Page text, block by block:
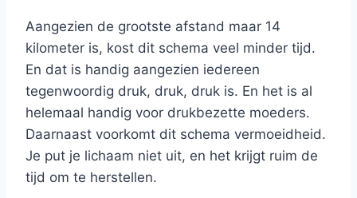
Aangezien de grootste afstand maar 14
kilometer is, kost dit schema veel minder tijd.
En dat is handig aangezien iedereen
tegenwoordig druk, druk, druk is. En het is al
helemaal handig voor drukbezette moeders.
Daarnaast voorkomt dit schema vermoeidheid.
Je put je lichaam niet uit, en het krijgt ruim de
tijd om te herstellen.